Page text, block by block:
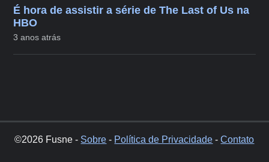
É hora de assistir a série de The Last of Us na
HBO
3 anos atrás
©2026 Fusne - Sobre - Política de Privacidade -Contato